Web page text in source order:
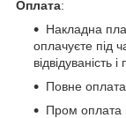
Оплата:
Накладна
оплачуєте під
відвідуваність
Повне
Пром оплата